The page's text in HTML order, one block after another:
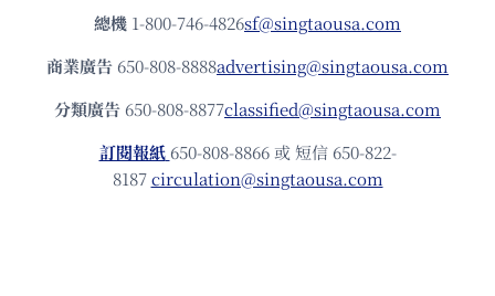
總機 1-800-746-4826sf@singtaousa.com
商業廣告 650-808-8888advertising@singtaousa.com
分類廣告 650-808-8877classified@singtaousa.com
訂閱報紙 650-808-8866 或 短信 650-822-
8187circulation@singtaousa.com